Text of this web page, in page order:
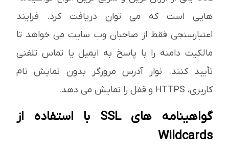
هایی است که می توان دریافت کرد. فرایند
اعتبارسنجی فقط از صاحبان وب سایت می خواهد تا
مالکیت دامنه را با پاسخ به ایمیل یا تماس تلفنی
تأیید کنند. نوار آدرس مرورگر بدون نمایش نام
کاربری، HTTPS و قفل را نمایش می دهد.
گواهینامه های SSL با استفاده از
Wildcards